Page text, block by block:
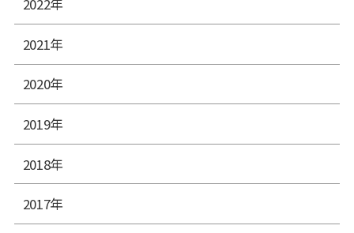
2022年
2021年
2020年
2019年
2018年
2017年